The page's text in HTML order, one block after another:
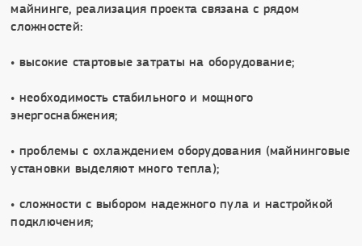
майнинге, реализация проекта связана с рядом
сложностей:
• высокие стартовые затраты на оборудование;
• необходимость стабильного и мощного
энергоснабжения;
• проблемы с охлаждением оборудования (майнинговые
установки выделяют много тепла);
• сложности с выбором надежного пула и настройкой
подключения;